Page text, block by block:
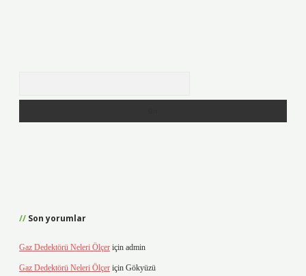
Son yorumlar
Gaz Dedektörü Neleri Ölçer için admin
Gaz Dedektörü Neleri Ölçer için Gökyüzü